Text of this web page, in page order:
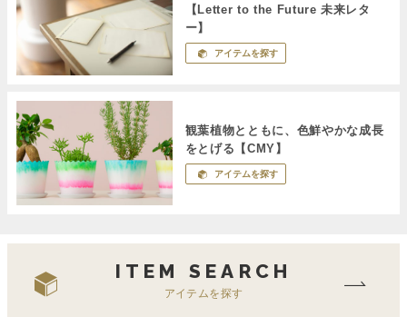
【Letter to the Future 未来レタ
ー】
アイテムを探す
観葉植物とともに、色鮮やかな成長
をとげる【CMY】
アイテムを探す
ITEM SEARCH
アイテムを探す